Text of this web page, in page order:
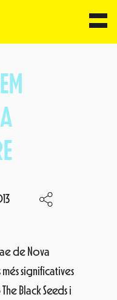
de Nova
significatives
Black Seeds i